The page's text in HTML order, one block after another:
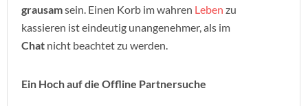
grausamsein. Einen Korb im wahren Leben zu
kassieren ist eindeutig unangenehmer, als im
Chat nicht beachtet zu werden.
Ein Hoch auf die Offline Partnersuche